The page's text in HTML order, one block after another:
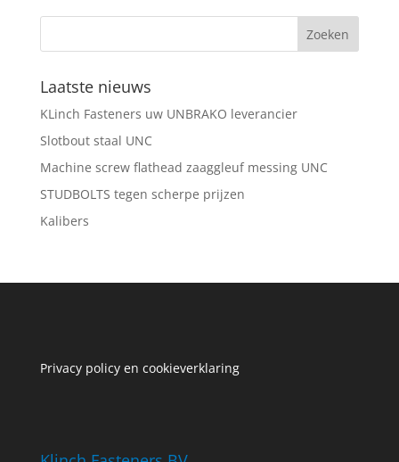
Laatste nieuws
KLinch Fasteners uw UNBRAKO leverancier
Slotbout staal UNC
Machine screw flathead zaaggleuf messing UNC
STUDBOLTS tegen scherpe prijzen
Kalibers
Privacy policy en cookieverklaring